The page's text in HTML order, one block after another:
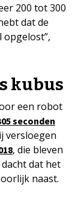
200 tot 300
dat de
opgelost”,
kubus
een robot
seconden
versloegen
, die bleven
dat het
naast.